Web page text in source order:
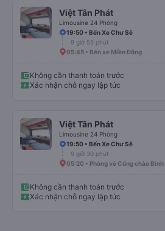
Việt Tân Phát
Limousine 24 Phòng
19:50 • Bến Xe Chư Sê
9 giờ 55 phút
05:45 • Bến xe Miền Đông
Không cần thanh toán trước
Xác nhận chỗ ngay lập tức
Việt Tân Phát
Limousine 24 Phòng
19:50 • Bến Xe Chư Sê
9 giờ 30 phút
05:20 • Phòng vé Cổng chào
Không cần thanh toán trước
Xác nhận chỗ ngay lập tức